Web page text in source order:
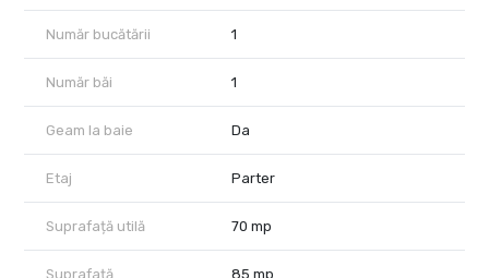
Număr bucătării 1
Număr băi 1
Geam la baie Da
Etaj Parter
Suprafață utilă 70 mp
Suprafață
85 mp